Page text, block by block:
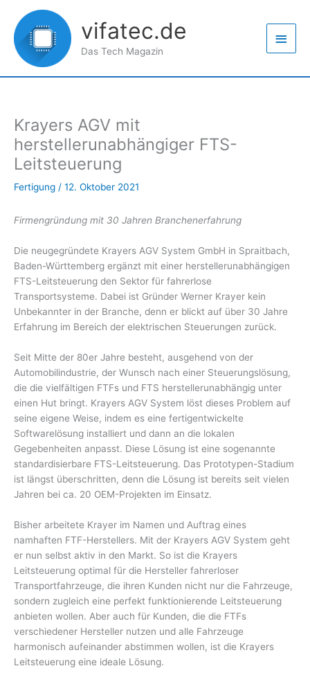
Inhalt
springen
vifatec.de
Das Tech Magazin
Krayers AGV mit
herstellerunabhängiger FTS-
Leitsteuerung
Fertigung / 12. Oktober 2021
Firmengründung mit 30 Jahren Branchenerfahrung
Die neugegründete Krayers AGV System GmbH in Spraitbach,
Baden-Württemberg ergänzt mit einer herstellerunabhängigen
FTS-Leitsteuerung den Sektor für fahrerlose
Transportsysteme. Dabei ist Gründer Werner Krayer kein
Unbekannter in der Branche, denn er blickt auf über 30 Jahre
Erfahrung im Bereich der elektrischen Steuerungen zurück.
Seit Mitte der 80er Jahre besteht, ausgehend von der
Automobilindustrie, der Wunsch nach einer Steuerungslösung,
die die vielfältigen FTFs und FTS herstellerunabhängig unter
einen Hut bringt. Krayers AGV System löst dieses Problem auf
seine eigene Weise, indem es eine fertigentwickelte
Softwarelösung installiert und dann an die lokalen
Gegebenheiten anpasst. Diese Lösung ist eine sogenannte
standardisierbare FTS-Leitsteuerung. Das Prototypen-Stadium
ist längst überschritten, denn die Lösung ist bereits seit vielen
Jahren bei ca. 20 OEM-Projekten im Einsatz.
Bisher arbeitete Krayer im Namen und Auftrag eines
namhaften FTF-Herstellers. Mit der Krayers AGV System geht
er nun selbst aktiv in den Markt. So ist die Krayers
Leitsteuerung optimal für die Hersteller fahrerloser
Transportfahrzeuge, die ihren Kunden nicht nur die Fahrzeuge,
sondern zugleich eine perfekt funktionierende Leitsteuerung
anbieten wollen. Aber auch für Kunden, die die FTFs
verschiedener Hersteller nutzen und alle Fahrzeuge
harmonisch aufeinander abstimmen wollen, ist die Krayers
Leitsteuerung eine ideale Lösung.